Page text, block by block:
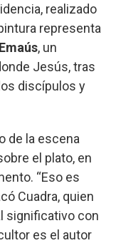
realizado
representa
, un
Jesús, tras
discípulos y
de la escena
el plato, en
“Eso es
Cuadra, quien
significativo con
es el autor